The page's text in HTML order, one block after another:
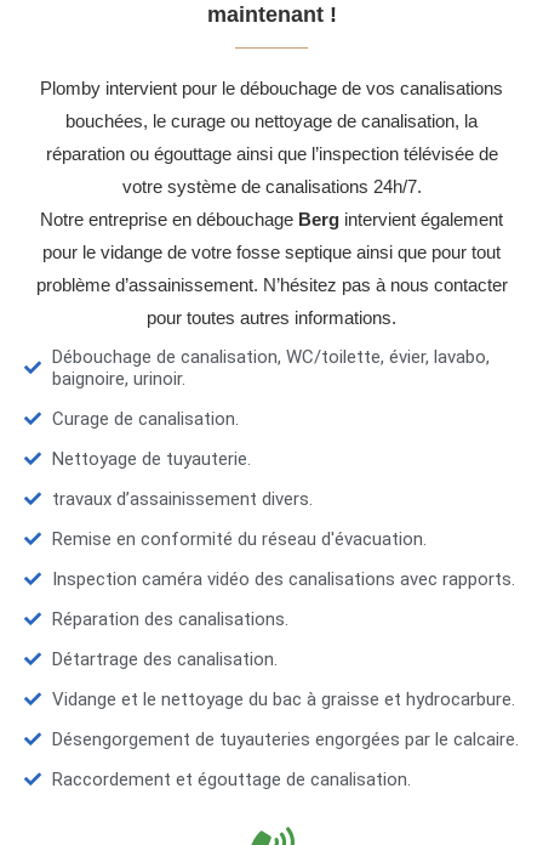
maintenant !
Plomby intervient pour le débouchage de vos canalisations
bouchées, le curage ou nettoyage de canalisation, la
réparation ou égouttage ainsi que l’inspection télévisée de
votre système de canalisations 24h/7.
Notre entreprise en débouchage Berg intervient également
pour le vidange de votre fosse septique ainsi que pour tout
problème d’assainissement. N’hésitez pas à nous contacter
pour toutes autres informations.
Débouchage de canalisation, WC/toilette, évier, lavabo,
baignoire, urinoir.
Curage de canalisation.
Nettoyage de tuyauterie.
travaux d’assainissement divers.
Remise en conformité du réseau d'évacuation.
Inspection caméra vidéo des canalisations avec rapports.
Réparation des canalisations.
Détartrage des canalisation.
Vidange et le nettoyage du bac à graisse et hydrocarbure.
Désengorgement de tuyauteries engorgées par le calcaire.
Raccordement et égouttage de canalisation.